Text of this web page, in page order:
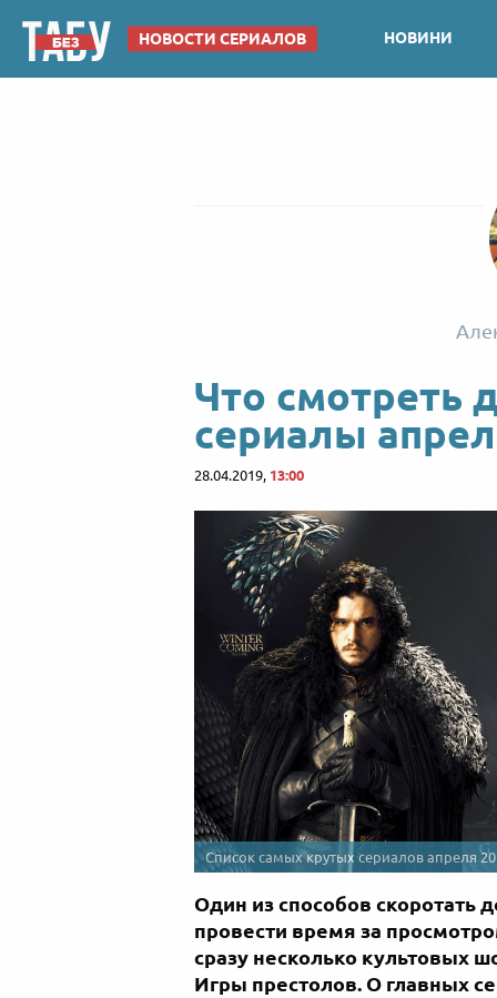
НОВОСТИ СЕРИАЛОВ НОВИНИ
Что смотреть
сериалы
28.04.2019, 13:00
Список самых крутых сериалов апреля
Один из способов скоротать
провести время за
сразу несколько культовых
Игры престолов. О главных